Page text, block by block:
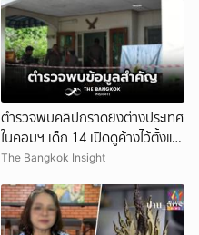
ตำรวจพบคลิปกราดยิงต่างประเทศ
ในคอมฯ เด็ก 14 เปิดดูค้างไว้ตั้งแต่
วันที่ 30 ก.ค.
The Bangkok Insight